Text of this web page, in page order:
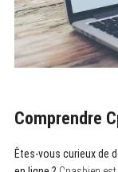
Comprendre
Êtes-vous curieux de